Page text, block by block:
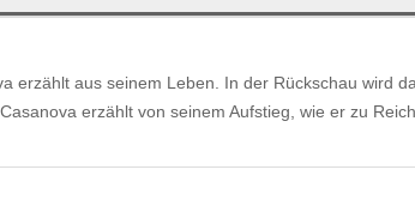
erzählt aus seinem Leben. In der Rückschau wird
erzählt von seinem Aufstieg, wie er zu